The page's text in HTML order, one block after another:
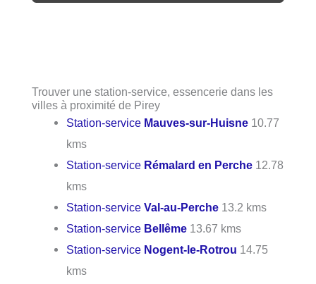
Trouver une station-service, essencerie dans les
villes à proximité de Pirey
Station-service Mauves-sur-Huisne 10.77
kms
Station-service Rémalard en Perche 12.78
kms
Station-serviceVal-au-Perche 13.2 kms
Station-service Bellême 13.67 kms
Station-service Nogent-le-Rotrou 14.75
kms